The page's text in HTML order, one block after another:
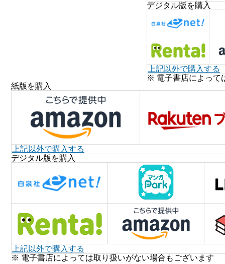
デジタル版を購入
上記以外で購入する
※ 電子書店によって
紙版を購入
上記以外で購入する
デジタル版を購入
上記以外で購入する
※ 電子書店によっては取り扱いがない場合もございます